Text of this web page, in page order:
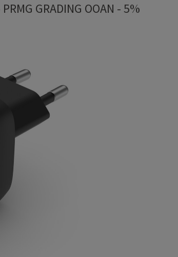
PRMG GRADING OOAN - 5%